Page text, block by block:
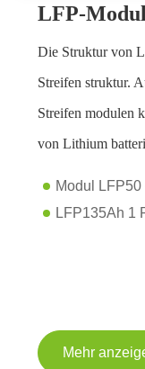
LFP-Modul
Die Struktur von
Streifen struktur.
Streifen modulen
von Lithium
Modul LFP50
LFP135Ah 1
Mehr